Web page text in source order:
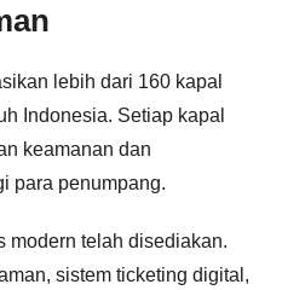
lebih dari 160 kapal
Indonesia. Setiap kapal
keamanan dan
para penumpang.
modern telah disediakan.
sistem ticketing digital,